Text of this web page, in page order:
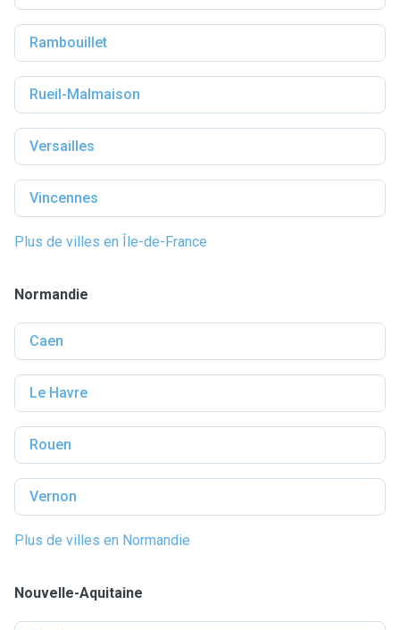
Rambouillet
Rueil-Malmaison
Versailles
Vincennes
Plus de villes en Île-de-France
Normandie
Caen
Le Havre
Rouen
Vernon
Plus de villes en Normandie
Nouvelle-Aquitaine